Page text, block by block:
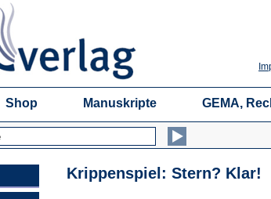
Shop Manuskripte GEMA,
Krippenspiel: Stern? Klar!